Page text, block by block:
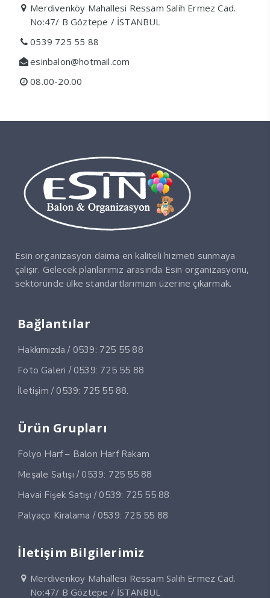
Merdivenköy Mahallesi Ressam Salih Ermez Cad.
No:47/ B Göztepe / İSTANBUL
0539 725 55 88
esinbalon@hotmail.com
08.00-20.00
Esin organizasyon daima en kaliteli hizmeti sunmaya
çalışır. Gelecek planlarımız arasında Esin organizasyonu,
sektöründe ülke standartlarımızın üzerine çıkarmak.
Bağlantılar
Hakkımızda / 0539: 725 55 88
Foto Galeri / 0539: 725 55 88
İletişim / 0539: 725 55 88.
Ürün Grupları
Folyo Harf – Balon Harf Rakam
Meşale Satışı / 0539: 725 55 88
Havai Fişek Satışı / 0539: 725 55 88
Palyaço Kiralama / 0539: 725 55 88
İletişim Bilgilerimiz
Merdivenköy Mahallesi Ressam Salih Ermez Cad.
No:47/ B Göztepe / İSTANBUL